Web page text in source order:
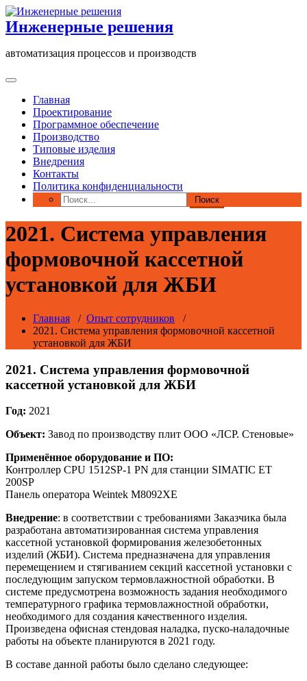
Перейти
к
содержимому
Инженерные решения
автоматизация процессов и производств
Главная
Проектирование
Программное обеспечение
Производство
Типовые изделия
Внедрения
Контакты
Политика конфиденциальности
2021. Система управления
формовочной кассетной
установкой для ЖБИ
Главная / Опыт сотрудников /
2021. Система управления формовочной кассетной
установкой для ЖБИ
2021. Система управления формовочной
кассетной установкой для ЖБИ
Год: 2021
Объект: Завод по производству плит ООО «ЛСР. Стеновые»
Применённое оборудование и ПО:
Контроллер CPU 1512SP-1 PN для станции SIMATIC ET
200SP
Панель оператора Weintek M8092XE
Внедрение: в соответствии с требованиями Заказчика была
разработана автоматизированная система управления
кассетной установкой формирования железобетонных
изделий (ЖБИ). Система предназначена для управления
перемещением и стягиванием секций кассетной установки с
последующим запуском термовлажностной обработки. В
системе предусмотрена возможность задания необходимого
температурного графика термовлажностной обработки,
необходимого для создания качественного изделия.
Произведена офисная стендовая наладка, пуско-наладочные
работы на объекте планируются в 2021 году.
В составе данной работы было сделано следующее: